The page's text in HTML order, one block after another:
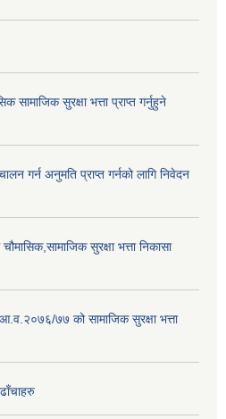
सुरक्षा भत्ता प्राप्त गर्नुहुने
गर्न अनुमति प्राप्त गर्नको लागि निवेदन
सुरक्षा भत्ता निकासा
आ.व.२०७६/७७ को सामाजिक सुरक्षा भत्ता